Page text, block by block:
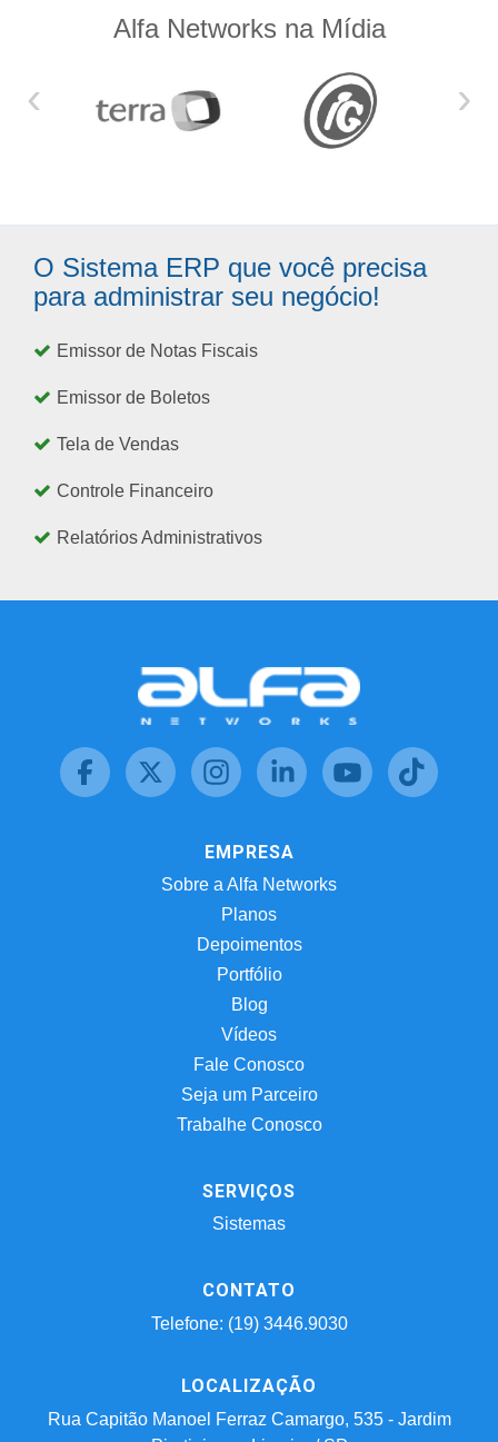
Alfa Networks na Mídia
‹ ›
O Sistema ERP que você precisa
para administrar seu negócio!
Emissor de Notas Fiscais
Emissor de Boletos
Tela de Vendas
Controle Financeiro
Relatórios Administrativos
EMPRESA
Sobre a Alfa Networks
Planos
Depoimentos
Portfólio
Blog
Vídeos
Fale Conosco
Seja um Parceiro
Trabalhe Conosco
SERVIÇOS
Sistemas
CONTATO
Telefone: (19) 3446.9030
LOCALIZAÇÃO
Rua Capitão Manoel Ferraz Camargo, 535 - Jardim